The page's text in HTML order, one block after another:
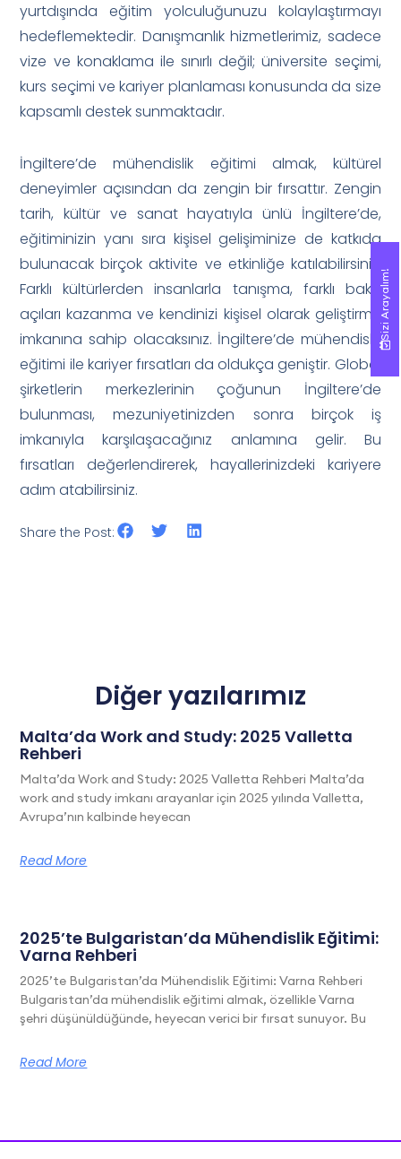
yurtdışında eğitim yolculuğunuzu kolaylaştırmayı
hedeflemektedir. Danışmanlık hizmetlerimiz, sadece
vize ve konaklama ile sınırlı değil; üniversite seçimi,
kurs seçimi ve kariyer planlaması konusunda da size
kapsamlı destek sunmaktadır.
İngiltere’de mühendislik eğitimi almak, kültürel
deneyimler açısından da zengin bir fırsattır. Zengin
tarih, kültür ve sanat hayatıyla ünlü İngiltere’de,
eğitiminizin yanı sıra kişisel gelişiminize de katkıda
bulunacak birçok aktivite ve etkinliğe katılabilirsiniz.
Farklı kültürlerden insanlarla tanışma, farklı bakış
açıları kazanma ve kendinizi kişisel olarak geliştirme
imkanına sahip olacaksınız. İngiltere’de mühendislik
eğitimi ile kariyer fırsatları da oldukça geniştir. Global
şirketlerin merkezlerinin çoğunun İngiltere’de
bulunması, mezuniyetinizden sonra birçok iş
imkanıyla karşılaşacağınız anlamına gelir. Bu
fırsatları değerlendirerek, hayallerinizdeki kariyere
adım atabilirsiniz.
Share the Post:
Diğer yazılarımız
Malta’da Work and Study: 2025 Valletta
Rehberi
Malta’da Work and Study: 2025 Valletta Rehberi Malta’da
work and study imkanı arayanlar için 2025 yılında Valletta,
Avrupa’nın kalbinde heyecan
Read More
2025’te Bulgaristan’da Mühendislik Eğitimi:
Varna Rehberi
2025’te Bulgaristan’da Mühendislik Eğitimi: Varna Rehberi
Bulgaristan’da mühendislik eğitimi almak, özellikle Varna
şehri düşünüldüğünde, heyecan verici bir fırsat sunuyor. Bu
Read More
Sizi Arayalım!
Sizi Arayalım!